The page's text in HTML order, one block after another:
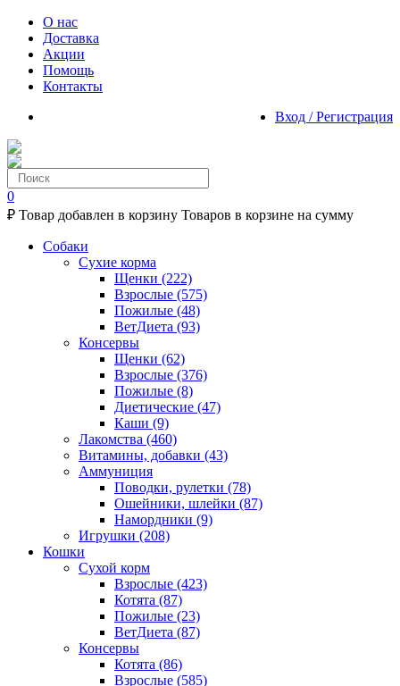
О нас
Доставка
Акции
Помощь
Контакты
Вход / Регистрация
0
₽ Товар добавлен в корзину Товаров в корзине на сумму
Собаки
Сухие корма
Щенки (222)
Взрослые (575)
Пожилые (48)
ВетДиета (93)
Консервы
Щенки (62)
Взрослые (376)
Пожилые (8)
Диетические (47)
Каши (9)
Лакомства (460)
Витамины, добавки (43)
Аммуниция
Поводки, рулетки (78)
Ошейники, шлейки (87)
Намордники (9)
Игрушки (208)
Кошки
Сухой корм
Взрослые (423)
Котята (87)
Пожилые (23)
ВетДиета (87)
Консервы
Котята (86)
Взрослые (585)